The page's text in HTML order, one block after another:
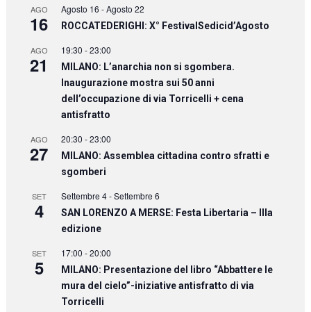
AGO
16
Agosto 16 -Agosto 22
ROCCATEDERIGHI: X° FestivalSedicid’Agosto
AGO
21
19:30 -23:00
MILANO: L’anarchia non si sgombera.
Inaugurazione mostra sui 50 anni
dell’occupazione di via Torricelli + cena
antisfratto
AGO
27
20:30 -23:00
MILANO: Assemblea cittadina contro sfratti e
sgomberi
SET
4
Settembre 4-Settembre 6
SAN LORENZO A MERSE: Festa Libertaria – IIIa
edizione
SET
5
17:00 -20:00
MILANO: Presentazione del libro “Abbattere le
mura del cielo”-iniziative antisfratto di via
Torricelli